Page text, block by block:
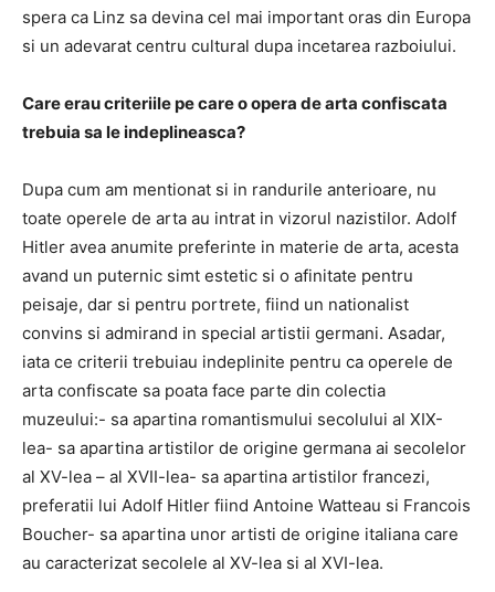
spera ca Linz sa devina cel mai important oras din Europa
si un adevarat centru cultural dupa incetarea razboiului.
Care erau criteriile pe care o opera de arta confiscata
trebuia sa le indeplineasca?
Dupa cum am mentionat si in randurile anterioare, nu
toate operele de arta au intrat in vizorul nazistilor. Adolf
Hitler avea anumite preferinte in materie de arta, acesta
avand un puternic simt estetic si o afinitate pentru
peisaje, dar si pentru portrete, fiind un nationalist
convins si admirand in special artistii germani. Asadar,
iata ce criterii trebuiau indeplinite pentru ca operele de
arta confiscate sa poata face parte din colectia
muzeului:- sa apartina romantismului secolului al XIX-
lea- sa apartina artistilor de origine germana ai secolelor
al XV-lea – al XVII-lea- sa apartina artistilor francezi,
preferatii lui Adolf Hitler fiind Antoine Watteau si Francois
Boucher- sa apartina unor artisti de origine italiana care
au caracterizat secolele al XV-lea si al XVI-lea.